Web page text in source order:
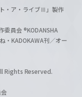
・ア・ライブⅢ」製作
員会 ®KODANSHA
・KADOKAWA刊／オー
Rights Reserved.